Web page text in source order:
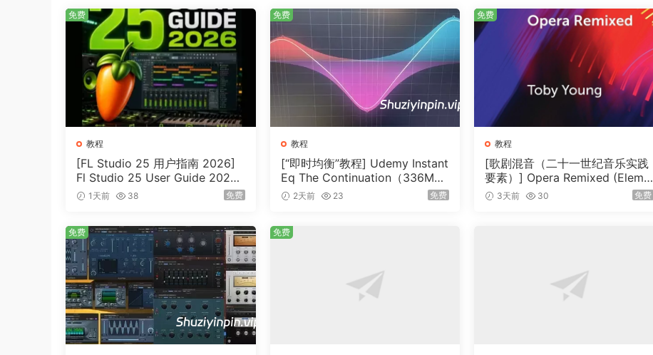
图1
工具首页，如图2所示：
教程
[FL Studio 25 用户指南 2026]
Fl Studio 25 User Guide 2026
（1MB）
1天前 38 免费
免费
教程
[“即时均衡”教程] Udemy Instant
Eq The Continuation（336M
B）2天前 23 免费
免费
教程
[歌剧混音（二十一世纪音乐实践
要素）] Opera Remixed (Eleme
nts in Twenty-First Century Mu
3天前 30 免费
免费
免费 免费